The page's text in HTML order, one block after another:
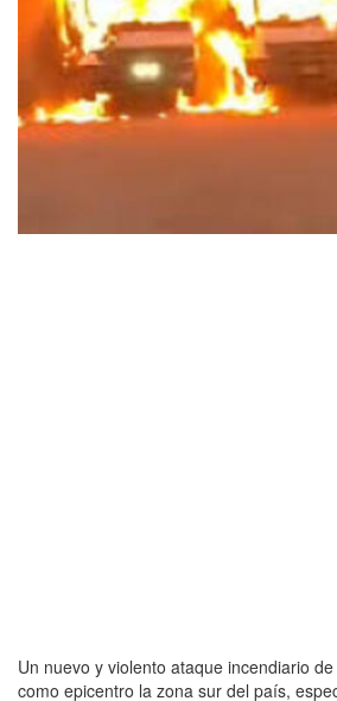
Un nuevo y violento ataque incendiario
como epicentro la zona sur del país,